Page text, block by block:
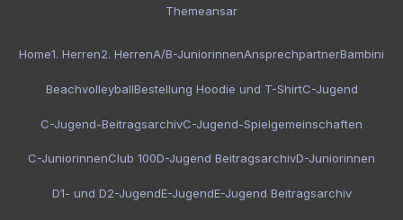
Themeansar
Home1. Herren2. HerrenA/B-JuniorinnenAnsprechpartnerBambini
BeachvolleyballBestellung Hoodie und T-ShirtC-Jugend
C-Jugend-BeitragsarchivC-Jugend-Spielgemeinschaften
C-JuniorinnenClub 100D-Jugend BeitragsarchivD-Juniorinnen
D1- und D2-JugendE-JugendE-Jugend Beitragsarchiv